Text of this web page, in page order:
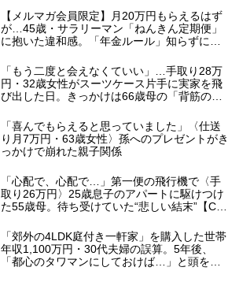
【メルマガ会員限定】月20万円もらえるはず
が…45歳・サラリーマン「ねんきん定期便」
に抱いた違和感。「年金ルール」知らずにそ
額に唖然「何かの間違いでは？」
「もう二度と会えなくていい」…手取り28万
円・32歳女性がスーツケース片手に実家を飛
び出した日。きっかけは66歳母の「背筋の凍
「喜んでもらえると思っていました」〈仕送
り月7万円・63歳女性〉孫へのプレゼントがき
っかけで崩れた親子関係
「心配で、心配で…」第一便の飛行機で〈手
取り26万円〉25歳息子のアパートに駆けつけ
た55歳母。待ち受けていた“悲しい結末”【CFP
「郊外の4LDK庭付き一軒家」を購入した世帯
年収1,100万円・30代夫婦の誤算。5年後、
「都心のタワマンにしておけば…」と頭を抱